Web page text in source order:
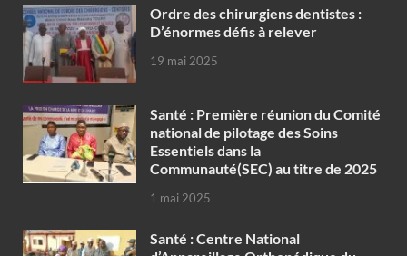
Ordre des chirurgiens dentistes :
D’énormes défis à relever
19 mai 2025
Santé : Première réunion du Comité
national de pilotage des Soins
Essentiels dans la
Communauté(SEC) au titre de 2025
1 mai 2025
Santé : Centre National